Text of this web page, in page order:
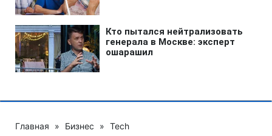
Главная » Бизнес » Tech